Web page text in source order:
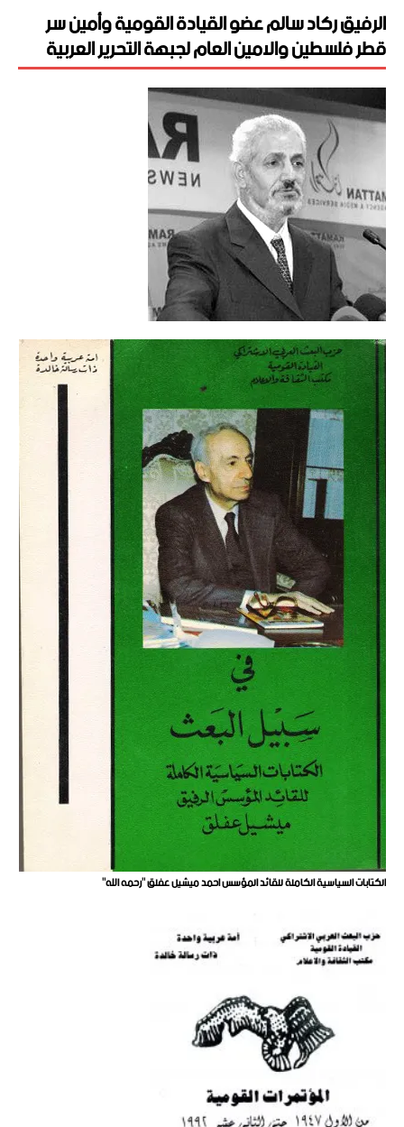
الرفيق ركاد سالم عضو القيادة القومية وأمين سر
قطر فلسطين والامين العام لجبهة التحرير العربية
الكتابات السياسية الكاملة للقائد المؤسس احمد ميشيل عفلق "رحمه الله"